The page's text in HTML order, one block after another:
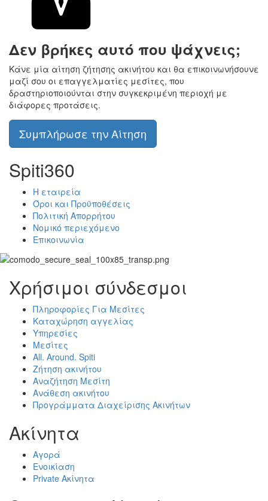
Δεν βρήκες αυτό που ψάχνεις;
Κάνε μία αίτηση ζήτησης ακινήτου και θα επικοινωνήσουνε
μαζί σου οι επαγγελματίες μεσίτες, που
δραστηριοποιούνται στην συγκεκριμένη περιοχή με
διάφορες προτάσεις.
Συμπλήρωσε την Αίτηση
Spiti360
Η εταιρεία
Όροι και Προϋποθέσεις
Πολιτική Απορρήτου
Νομικό περιεχόμενο
Επικοινωνία
Χρήσιμοι σύνδεσμοι
Πληροφορίες Για Μεσίτες
Καταχώρηση αγγελίας
Υπηρεσίες
Μεσίτες
All. Around. Spiti
Ζήτηση ακινήτου
Αναζήτηση Μεσίτη
Ανάθεση ακινήτου
Προγράμματα Διαχείρισης Ακινήτων
Ακίνητα
Αγορά
Ενοικίαση
Private Ακίνητα